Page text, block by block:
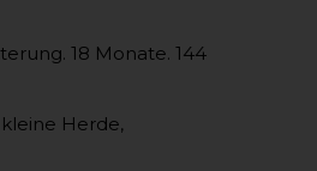
18 Monate. 144
Herde,